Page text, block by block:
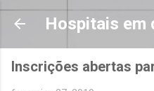
Pular para o
Hospitais em
Inscrições abertas